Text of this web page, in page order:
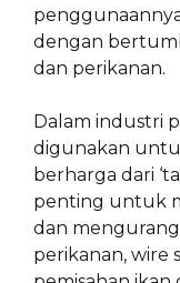
dengan
dan perikanan.
Dalam industri
digunakan
berharga dari
penting untuk
dan
perikanan, wire